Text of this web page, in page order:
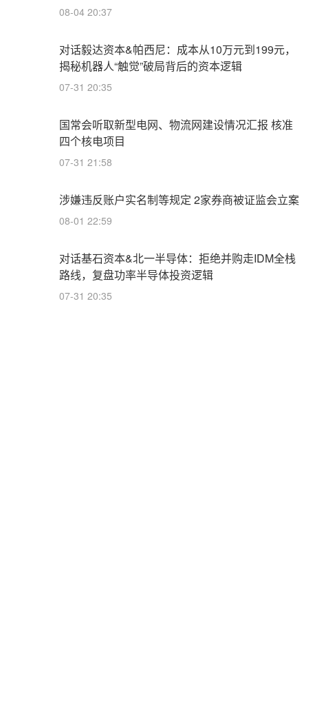
08-04 20:37
对话毅达资本&帕西尼：成本从10万元到199元，
揭秘机器人“触觉”破局背后的资本逻辑
07-31 20:35
国常会听取新型电网、物流网建设情况汇报 核准
四个核电项目
07-31 21:58
涉嫌违反账户实名制等规定 2家券商被证监会立案
08-01 22:59
对话基石资本&北一半导体：拒绝并购走IDM全栈
路线，复盘功率半导体投资逻辑
07-31 20:35